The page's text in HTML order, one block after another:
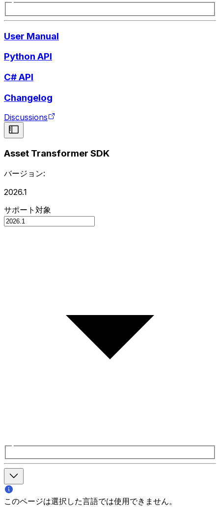
User Manual
Python API
C# API
Changelog
Discussions
Asset Transformer SDK
バージョン:
2026.1
サポート対象
このページは選択した言語では使用できません。